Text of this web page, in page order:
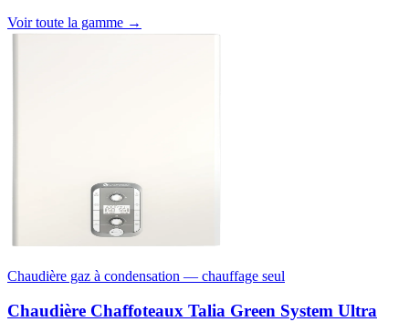
Voir toute la gamme →
Chaudière gaz à condensation — chauffage seul
Chaudière Chaffoteaux Talia Green System Ultra